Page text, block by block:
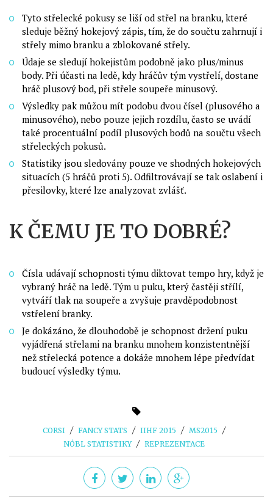
Tyto střelecké pokusy se liší od střel na branku, které
sleduje běžný hokejový zápis, tím, že do součtu zahrnují i
střely mimo branku a zblokované střely.
Údaje se sledují hokejistům podobně jako plus/minus
body. Při účasti na ledě, kdy hráčův tým vystřelí, dostane
hráč plusový bod, při střele soupeře minusový.
Výsledky pak můžou mít podobu dvou čísel (plusového a
minusového), nebo pouze jejich rozdílu, často se uvádí
také procentuální podíl plusových bodů na součtu všech
střeleckých pokusů.
Statistiky jsou sledovány pouze ve shodných hokejových
situacích (5 hráčů proti 5). Odfiltrovávají se tak oslabení i
přesilovky, které lze analyzovat zvlášť.
K ČEMU JE TO DOBRÉ?
Čísla udávají schopnosti týmu diktovat tempo hry, když je
vybraný hráč na ledě. Tým u puku, který častěji střílí,
vytváří tlak na soupeře a zvyšuje pravděpodobnost
vstřelení branky.
Je dokázáno, že dlouhodobě je schopnost držení puku
vyjádřená střelami na branku mnohem konzistentnější
než střelecká potence a dokáže mnohem lépe předvídat
budoucí výsledky týmu.
CORSI FANCY STATS IIHF 2015
MS2015
NÓBL STATISTIKY
REPREZENTACE